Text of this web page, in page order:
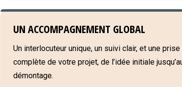
UN ACCOMPAGNEMENT GLOBAL
Un interlocuteur unique, un suivi clair, et une prise
complète de votre projet, de l’idée initiale
démontage.